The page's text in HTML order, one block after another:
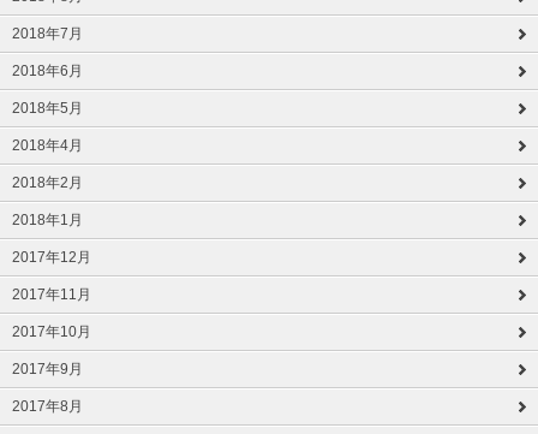
2018年7月
2018年6月
2018年5月
2018年4月
2018年2月
2018年1月
2017年12月
2017年11月
2017年10月
2017年9月
2017年8月